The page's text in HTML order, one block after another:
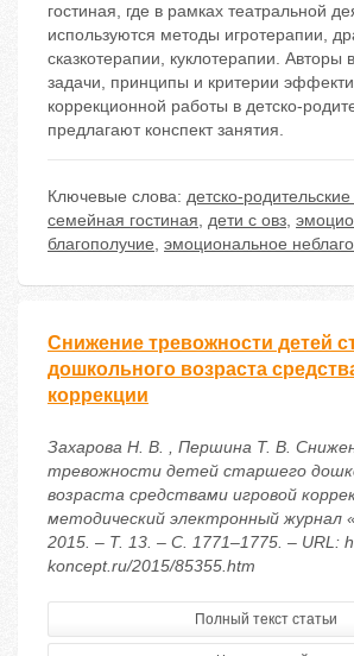
гостиная, где в рамках театральной
используются методы игротерапии,
сказкотерапии, куклотерапии. Авторы
задачи, принципы и критерии
коррекционной работы в детско-
предлагают конспект занятия.
Ключевые слова: детско-
семейная гостиная, дети с овз,
благополучие, эмоциональное
Снижение тревожности детей
дошкольного возраста
коррекции
Захарова Н. В. , Першина Т. В.
тревожности детей старшего
возраста средствами игровой
методический электронный журнал
2015. – Т. 13. – С. 1771–1775. – URL:
koncept.ru/2015/85355.htm
Полный текст статьи